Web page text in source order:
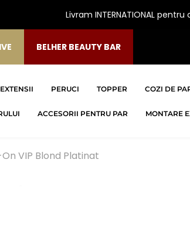
Livram INTERNATIONAL
BELHER BEAUTY BAR
EXTENSII PERUCI TOPPER COZI DE
ACCESORII PENTRU PAR MONTARE
VIP Blond Platinat